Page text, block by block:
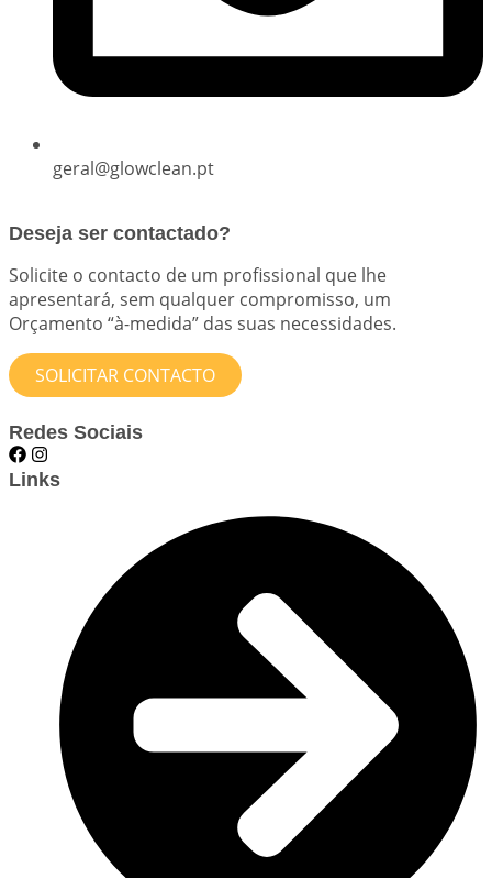
geral@glowclean.pt
Deseja ser contactado?
Solicite o contacto de um profissional que lhe
apresentará, sem qualquer compromisso, um
Orçamento “à-medida” das suas necessidades.
SOLICITAR CONTACTO
Redes Sociais
Links